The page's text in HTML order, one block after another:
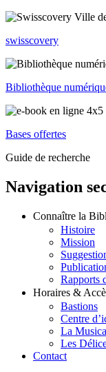
swisscovery
Bibliothèque
Bases offertes
Guide de recherche
Navigation
Connaître la
Histoire
Mission
Rapports
Horaires &
Bastions
Centre
La
Les
Contact